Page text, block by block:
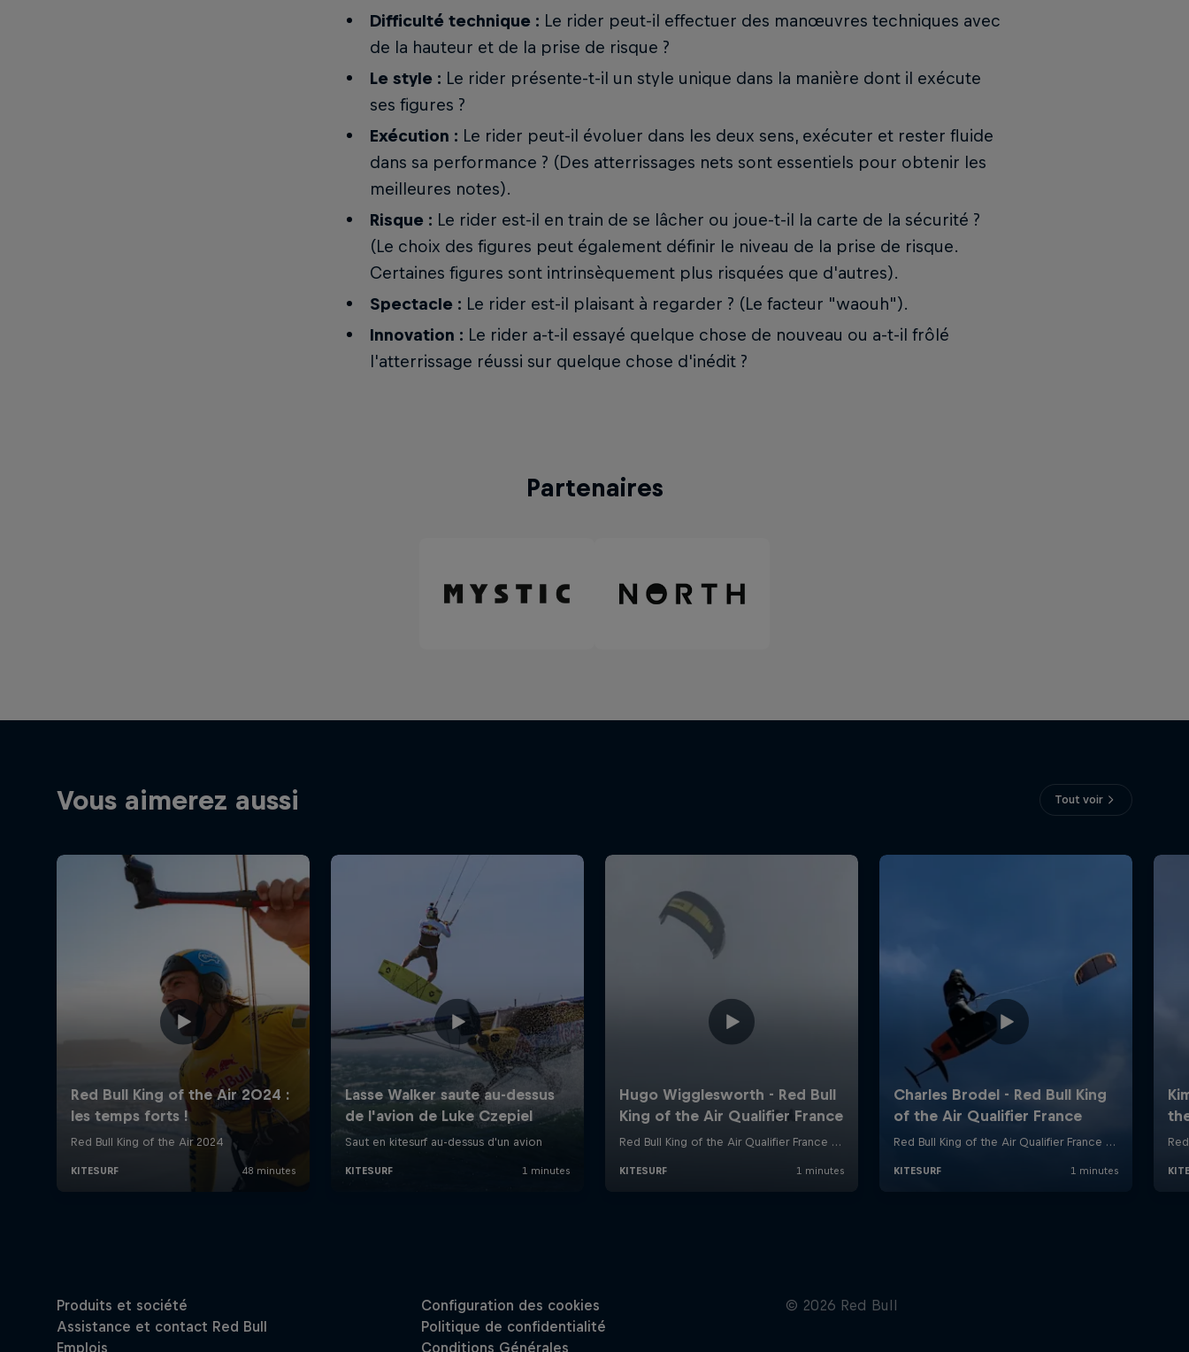
Difficulté technique : Le rider peut-il effectuer des manœuvres techniques avec
de la hauteur et de la prise de risque ?
Le style : Le rider présente-t-il un style unique dans la manière dont il exécute
ses figures ?
Exécution : Le rider peut-il évoluer dans les deux sens, exécuter et rester fluide
dans sa performance ? (Des atterrissages nets sont essentiels pour obtenir les
meilleures notes).
Risque : Le rider est-il en train de se lâcher ou joue-t-il la carte de la sécurité ?
(Le choix des figures peut également définir le niveau de la prise de risque.
Certaines figures sont intrinsèquement plus risquées que d'autres).
Spectacle : Le rider est-il plaisant à regarder ? (Le facteur "waouh").
Innovation : Le rider a-t-il essayé quelque chose de nouveau ou a-t-il frôlé
l'atterrissage réussi sur quelque chose d'inédit ?
Partenaires
Vous aimerez aussi Tout voir